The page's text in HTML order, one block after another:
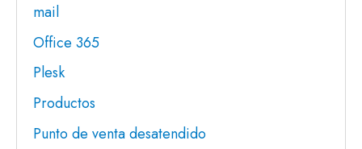
mail
Office 365
Plesk
Productos
Punto de venta desatendido